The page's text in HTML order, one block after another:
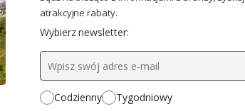
atrakcyjne rabaty.
Wybierz newsletter:
Codzienny
Tygodniowy